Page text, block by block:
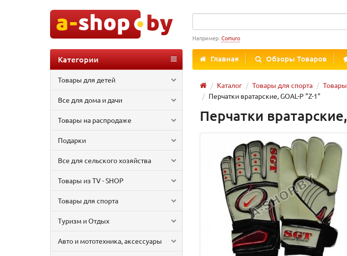
Например: Comuro
Главная Обзоры Товаров
Категории
Товары для детей
Все для дома и дачи
Товары на распродаже
Подарки
Все для сельского хозяйства
Товары из TV - SHOP
Товары для спорта
Туризм и Отдых
Авто и мототехника, аксессуары
Каталог Товары для спорта
Перчатки вратарские, GOAL-P "Z-1"
Перчатки